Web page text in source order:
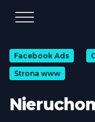
Facebook Ads
Strona www